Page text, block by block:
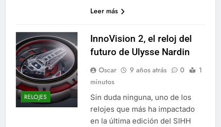
Leer más
RELOJES
InnoVision 2, el reloj del
futuro de Ulysse Nardin
Oscar 9 años atrás 0
1
minutos
Sin duda ninguna, uno de los
relojes que más ha impactado
en la última edición del SIHH